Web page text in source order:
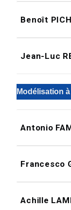
Benoît
Jean-Luc
Modélisation
Antonio
Francesco
Achille